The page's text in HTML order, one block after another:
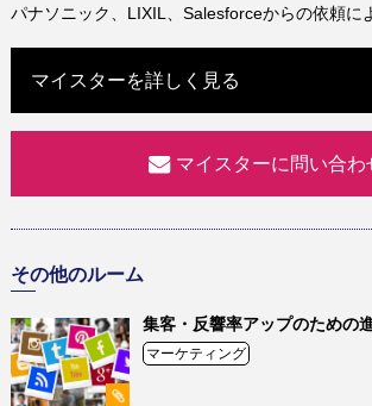
パナソニック、LIXIL、Salesforceからの依頼に
マイスターを詳しく見る
マイスターに問い合わ
その他のルーム
集客・反響率アップのための
マーケティング